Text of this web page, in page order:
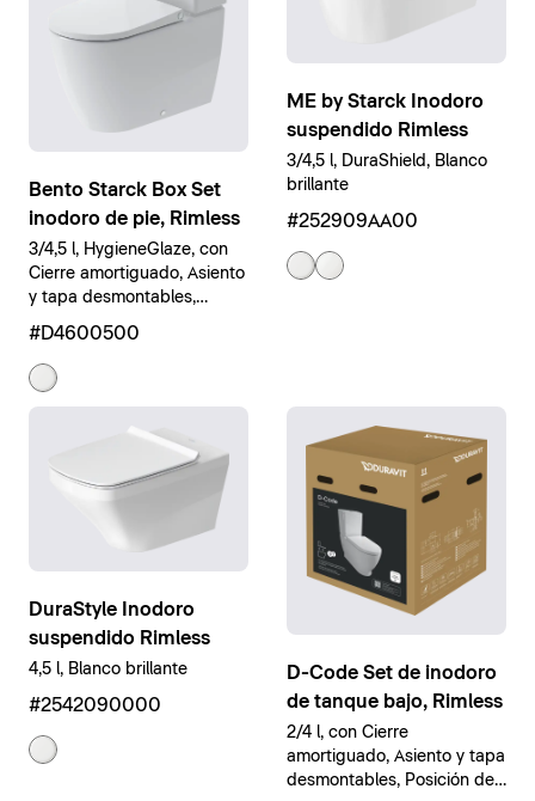
Bento Starck Box Set
inodoro de pie, Rimless
3/4,5 l, HygieneGlaze, con
Cierre amortiguado, Asiento
y tapa desmontables,
Blanco brillante
#D4600500
ME by Starck Inodoro
suspendido Rimless
3/4,5 l, DuraShield, Blanco
brillante
#252909AA00
DuraStyle Inodoro
suspendido Rimless
4,5 l, Blanco brillante
#2542090000
D-Code Set de inodoro
de tanque bajo, Rimless
2/4 l, con Cierre
amortiguado, Asiento y tapa
desmontables, Posición del